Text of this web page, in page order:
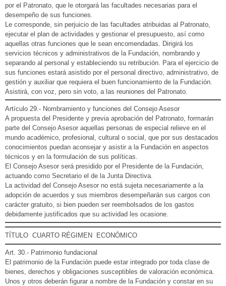
por el Patronato, que le otorgará las facultades necesarias para el
desempeño de sus funciones.
Le corresponde, sin perjuicio de las facultades atribuidas al Patronato,
ejecutar el plan de actividades y gestionar el presupuesto, así como
aquellas otras funciones que le sean encomendadas. Dirigirá los
servicios técnicos y administrativos de la Fundación, nombrando y
separando al personal y estableciendo su retribución. Para el ejercicio de
sus funciones estará asistido por el personal directivo, administrativo, de
gestión y auxiliar que requiera el buen funcionamiento de la Fundación.
Asistirá, con voz, pero sin voto, a las reuniones del Patronato.
Artículo 29.- Nombramiento y funciones del Consejo Asesor
A propuesta del Presidente y previa aprobación del Patronato, formarán
parte del Consejo Asesor aquellas personas de especial relieve en el
mundo académico, profesional, cultural o social, que por sus destacados
conocimientos puedan aconsejar y asistir a la Fundación en aspectos
técnicos y en la formulación de sus políticas.
El Consejo Asesor será presidido por el Presidente de la Fundación,
actuando como Secretario el de la Junta Directiva.
La actividad del Consejo Asesor no está sujeta necesariamente a la
adopción de acuerdos y sus miembros desempeñarán sus cargos con
carácter gratuito, si bien pueden ser reembolsados de los gastos
debidamente justificados que su actividad les ocasione.
TÍTULO CUARTO RÉGIMEN ECONÓMICO
Art. 30.- Patrimonio fundacional
El patrimonio de la Fundación puede estar integrado por toda clase de
bienes, derechos y obligaciones susceptibles de valoración económica.
Unos y otros deberán figurar a nombre de la Fundación y constar en su